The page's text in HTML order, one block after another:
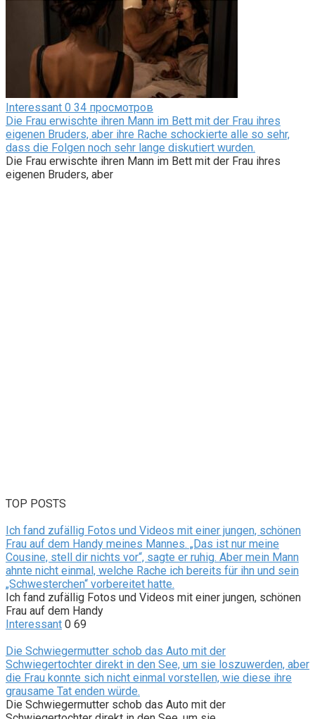
Interessant 0 34 просмотров
Die Frau erwischte ihren Mann im Bett mit der Frau ihres
eigenen Bruders, aber ihre Rache schockierte alle so sehr,
dass die Folgen noch sehr lange diskutiert wurden.
Die Frau erwischte ihren Mann im Bett mit der Frau ihres
eigenen Bruders, aber
TOP POSTS
Ich fand zufällig Fotos und Videos mit einer jungen, schönen
Frau auf dem Handy meines Mannes. „Das ist nur meine
Cousine, stell dir nichts vor“, sagte er ruhig. Aber mein Mann
ahnte nicht einmal, welche Rache ich bereits für ihn und sein
„Schwesterchen“ vorbereitet hatte.
Ich fand zufällig Fotos und Videos mit einer jungen, schönen
Frau auf dem Handy
Interessant 0 69
Die Schwiegermutter schob das Auto mit der
Schwiegertochter direkt in den See, um sie loszuwerden, aber
die Frau konnte sich nicht einmal vorstellen, wie diese ihre
grausame Tat enden würde.
Die Schwiegermutter schob das Auto mit der